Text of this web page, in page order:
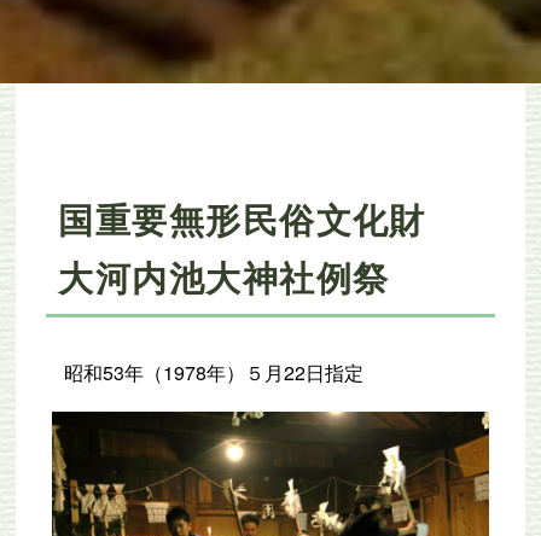
国重要無形民俗文化財
大河内池大神社例祭
昭和53年（1978年）５月22日指定